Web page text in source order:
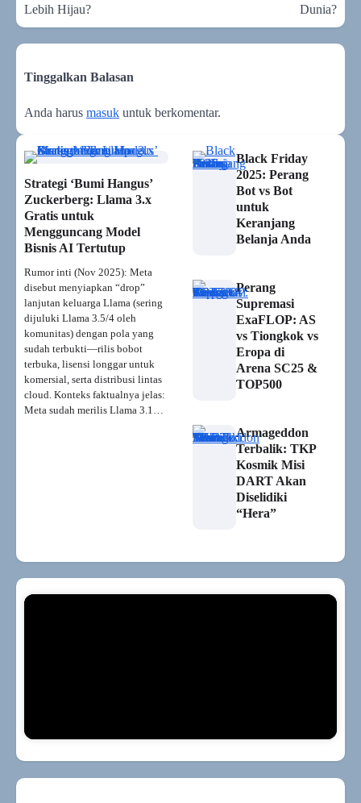
Lebih Hijau? Dunia?
Tinggalkan Balasan
Anda harus masuk untuk berkomentar.
Strategi ‘Bumi Hangus’
Zuckerberg: Llama 3.x
Gratis untuk
Mengguncang Model
Bisnis AI Tertutup
Rumor inti (Nov 2025): Meta
disebut menyiapkan “drop”
lanjutan keluarga Llama (sering
dijuluki Llama 3.5/4 oleh
komunitas) dengan pola yang
sudah terbukti—rilis bobot
terbuka, lisensi longgar untuk
komersial, serta distribusi lintas
cloud. Konteks faktualnya jelas:
Meta sudah merilis Llama 3.1…
Black Friday
2025: Perang
Bot vs Bot
untuk
Keranjang
Belanja Anda
Perang
Supremasi
ExaFLOP: AS
vs Tiongkok vs
Eropa di
Arena SC25 &
TOP500
Armageddon
Terbalik: TKP
Kosmik Misi
DART Akan
Diselidiki
“Hera”